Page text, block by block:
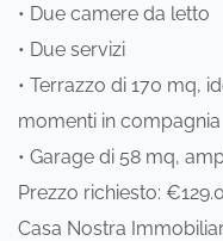
• Due camere da letto
• Due servizi
• Terrazzo di 170 mq,
momenti in compagnia
• Garage di 58 mq,
Prezzo richiesto:
Casa Nostra